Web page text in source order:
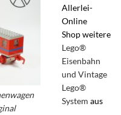
Allerlei-
Online
Shop weitere
Lego®
Eisenbahn
und Vintage
Lego®
System aus